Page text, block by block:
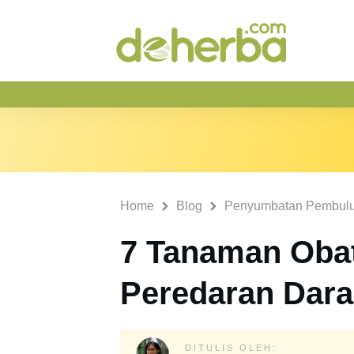
Home Blog Penyumbatan
7 Tanaman
Peredaran
DITULIS OLEH: